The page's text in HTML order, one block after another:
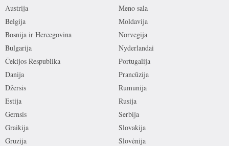
Austrija
Belgija
Bosnija ir Hercegovina
Bulgarija
Čekijos Respublika
Danija
Džersis
Estija
Gernsis
Graikija
Gruzija
Meno sala
Moldavija
Norvegija
Nyderlandai
Portugalija
Prancūzija
Rumunija
Rusija
Serbija
Slovakija
Slovėnija